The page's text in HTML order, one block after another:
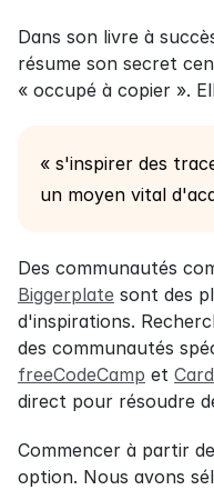
Dans son livre à
résume son secret
« occupé à copier ».
« s'inspirer des
un moyen vital
Des communautés
Biggerplate sont des
d'inspirations.
freeCodeCamp et
direct pour résoudre
Commencer à partir
option. Nous avons